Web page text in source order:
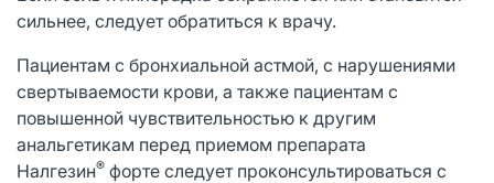
сильнее, следует обратиться к врачу.
Пациентам с бронхиальной астмой, с нарушениями
свертываемости крови, а также пациентам с
повышенной чувствительностью к другим
анальгетикам перед приемом препарата
Налгезин® форте следует проконсультироваться с